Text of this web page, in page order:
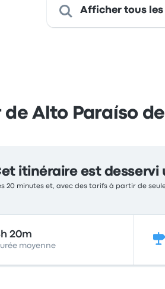
Afficher tous
de Alto Paraíso
itinéraire est desservi
20 minutes et, avec des tarifs à partir de
20m
moyenne